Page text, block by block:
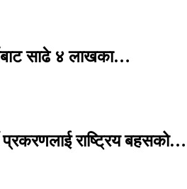
साढे ४ लाखका…
राष्ट्रिय बहसको…